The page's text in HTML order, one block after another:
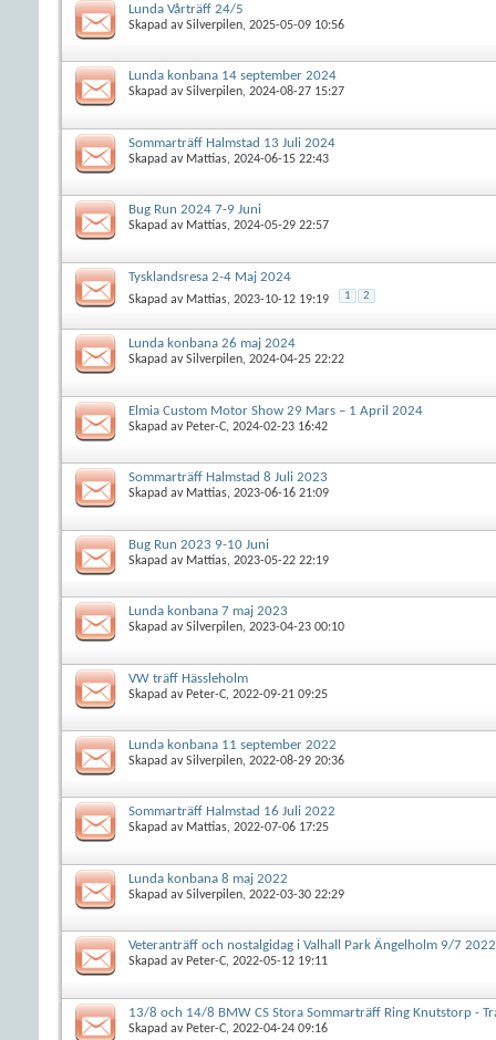
Lunda Vårträff 24/5
Skapad avSilverpilen, 2025-05-09 10:56
Lunda konbana 14 september 2024
Skapad avSilverpilen, 2024-08-27 15:27
Sommarträff Halmstad 13 Juli 2024
Skapad av Mattias, 2024-06-15 22:43
Bug Run 2024 7-9 Juni
Skapad av Mattias, 2024-05-29 22:57
Tysklandsresa 2-4 Maj 2024
Skapad av Mattias, 2023-10-12 19:19 1 2
Lunda konbana 26 maj 2024
Skapad avSilverpilen, 2024-04-25 22:22
Elmia Custom Motor Show 29 Mars – 1 April 2024
Skapad av Peter-C, 2024-02-23 16:42
Sommarträff Halmstad 8 Juli 2023
Skapad av Mattias, 2023-06-16 21:09
Bug Run 2023 9-10 Juni
Skapad av Mattias, 2023-05-22 22:19
Lunda konbana 7 maj 2023
Skapad avSilverpilen, 2023-04-23 00:10
VW träff Hässleholm
Skapad av Peter-C, 2022-09-21 09:25
Lunda konbana 11 september 2022
Skapad avSilverpilen, 2022-08-29 20:36
Sommarträff Halmstad 16 Juli 2022
Skapad av Mattias, 2022-07-06 17:25
Lunda konbana 8 maj 2022
Skapad avSilverpilen, 2022-03-30 22:29
Veteranträff och nostalgidag i Valhall Park Ängelholm 9/7 2022
Skapad av Peter-C, 2022-05-12 19:11
13/8 och 14/8 BMW CS Stora Sommarträff Ring Knutstorp -
Skapad av Peter-C, 2022-04-24 09:16